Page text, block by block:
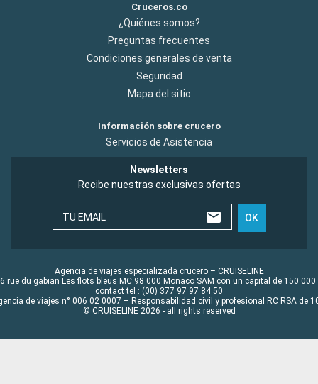
Cruceros.co
¿Quiénes somos?
Preguntas frecuentes
Condiciones generales de venta
Seguridad
Mapa del sitio
Información sobre crucero
Servicios de Asistencia
Newsletters
Recibe nuestras exclusivas ofertas
TU EMAIL OK
Agencia de viajes especializada crucero – CRUISELINE
rue du gabian Les flots bleus MC 98 000 Monaco SAM con un capital de 150 000
contact tel : (00) 377 97 97 84 50
de viajes n° 006 02 0007 – Responsabilidad civil y profesional RC RSA de
© CRUISELINE 2026 - all rights reserved